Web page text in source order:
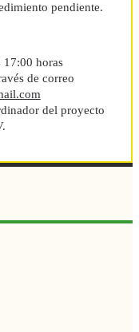
pendiente.
17:00 horas
de correo
del proyecto